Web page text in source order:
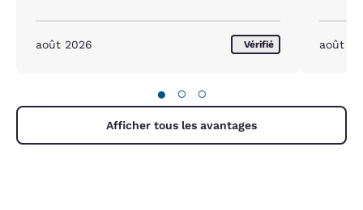
août 2026 Vérifié août
● ○ ○
Afficher tous les avantages